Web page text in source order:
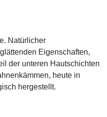
Natürlicher
Eigenschaften,
der unteren Hautschichten
heute in
hergestellt.